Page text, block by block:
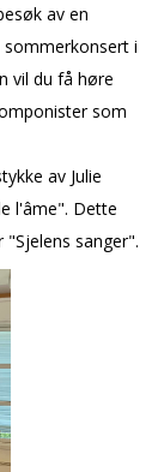
av en
i
vil du få høre
som
av Julie
l'âme". Dette
sanger".